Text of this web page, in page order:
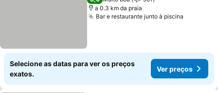
a 0.3 km da praia
Bar e restaurante junto à piscina
Selecione as datas para ver os preços
exatos.
Ver preços